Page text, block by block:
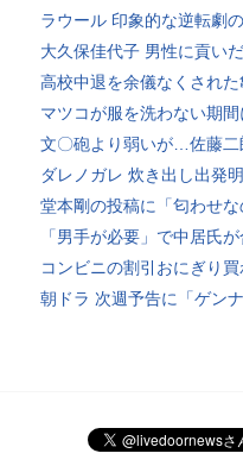
ラウール 印象的な逆転劇
大久保佳代子 男性に貢い
高校中退を余儀なくされた
マツコが服を洗わない期
文〇砲より弱いが…佐藤二
ダレノガレ 炊き出し出発
堂本剛の投稿に「匂わせな
「男手が必要」で中居氏
コンビニの割引おにぎり買
朝ドラ 次週予告に「ゲンナ